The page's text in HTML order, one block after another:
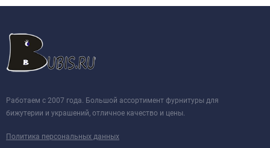
Работаем с 2007 года. Большой ассортимент фурнитуры для
бижутерии и украшений, отличное качество и цены.
Политика персональных данных